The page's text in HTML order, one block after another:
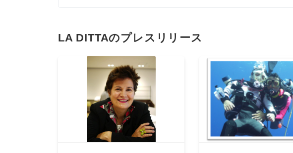
LA DITTAのプレスリリース